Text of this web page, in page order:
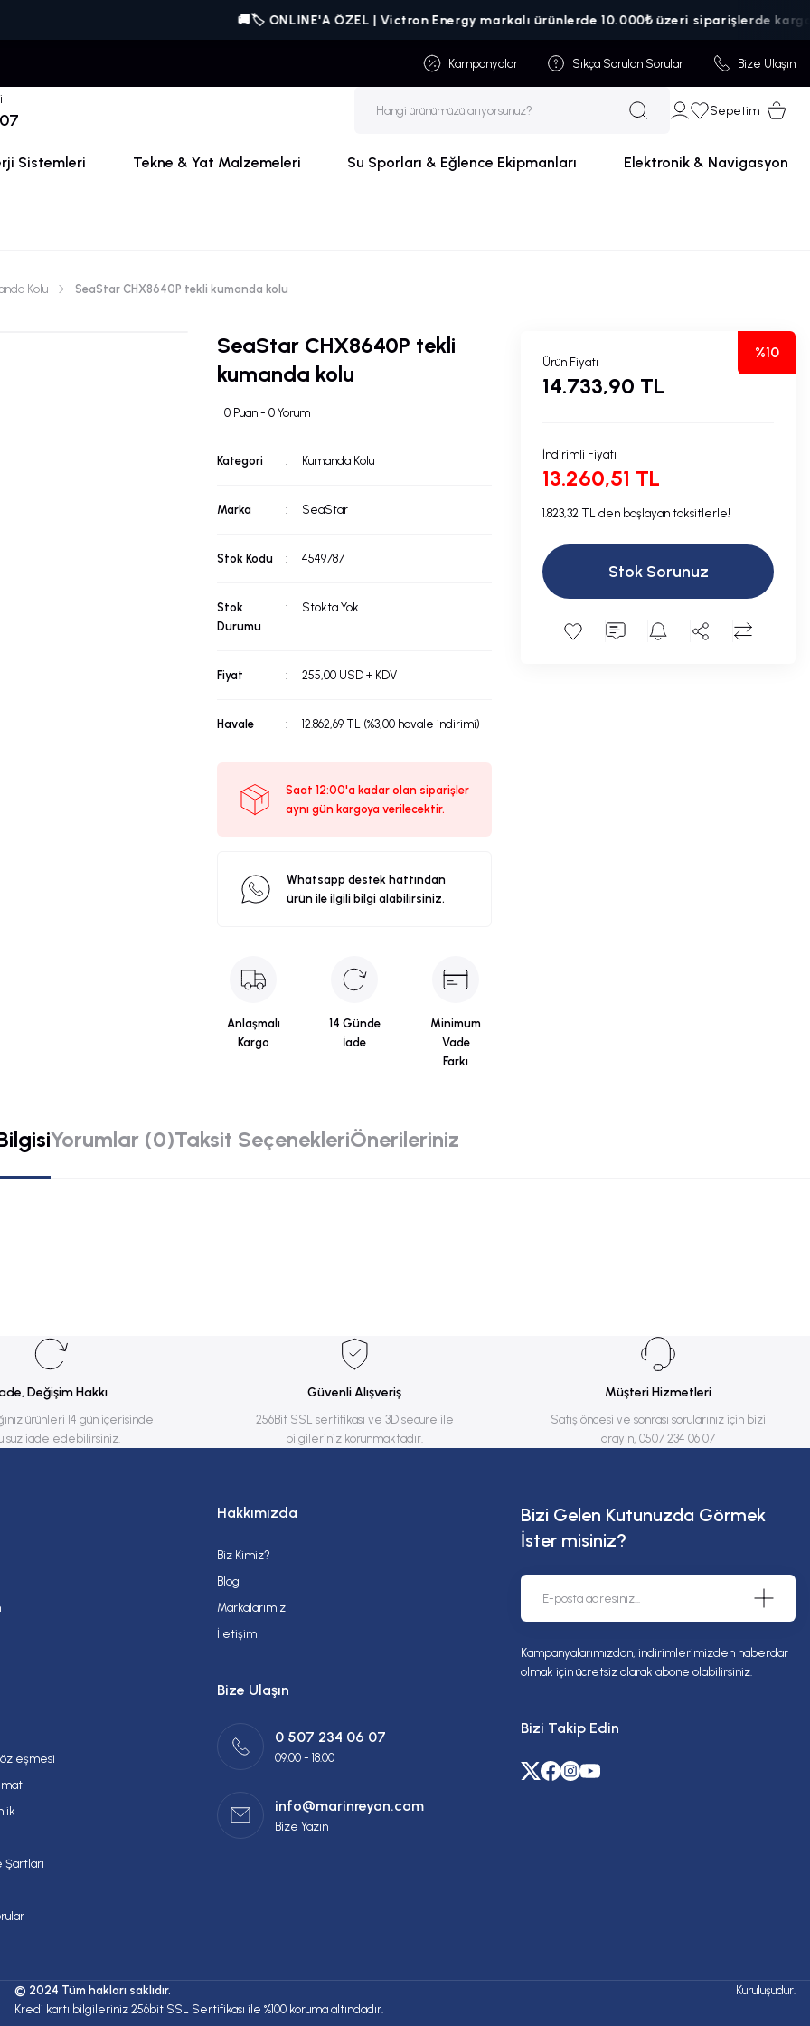
Kampanyalar Sıkça Sorulan Sorular Bize Ulaşın
Sepetim
Sistemleri Tekne & Yat Malzemeleri Su Sporları & Eğlence Ekipmanları Elektronik & Navigasyon
🚚🏷️ ONLINE'A ÖZEL | Victron Energy markalı ürünlerde 10.000₺ üzeri siparişlerde kargo
Kolu SeaStar CHX8640P tekli kumanda kolu
SeaStar CHX8640P tekli
kumanda kolu
0 Puan - 0 Yorum
Kategori Kumanda Kolu
Marka SeaStar
Stok Kodu 4549787
Stok
Durumu
Stokta Yok
Fiyat 255,00 USD + KDV
Havale 12.862,69 TL (%3,00 havale indirimi)
Saat 12:00'a kadar olan siparişler
aynı gün kargoya verilecektir.
Whatsapp destek hattından
ürün ile ilgili bilgi alabilirsiniz.
Anlaşmalı
Kargo
14 Günde
İade
Minimum
Vade
Farkı
%10
Ürün Fiyatı
14.733,90 TL
İndirimli Fiyatı
13.260,51 TL
1.823,32 TL den başlayan taksitlerle!
Stok Sorunuz
Yorumlar (0)Taksit SeçenekleriÖnerileriniz
Değişim Hakkı
ürünleri 14 gün içerisinde
iade edebilirsiniz.
Güvenli Alışveriş
256Bit SSL sertifikası ve 3D secure ile
bilgileriniz korunmaktadır.
Müşteri Hizmetleri
Satış öncesi ve sonrası sorularınız için bizi
arayın, 0507 234 06 07
Hakkımızda
Biz Kimiz?
Blog
Markalarımız
İletişim
Bize Ulaşın
0 507 234 06 07
09:00 - 18:00
info@marinreyon.com
Bize Yazın
Bizi Gelen Kutunuzda Görmek
İster misiniz?
Kampanyalarımızdan, indirimlerimizden haberdar
olmak için ücretsiz olarak abone olabilirsiniz.
Bizi Takip Edin
© 2024 Tüm hakları saklıdır.
Kredi kartı bilgileriniz 256bit SSL Sertifikası ile %100 koruma altındadır.
Kuruluşudur.